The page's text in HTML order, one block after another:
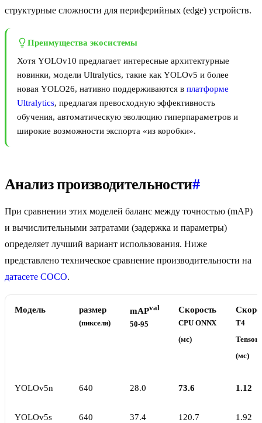
структурные сложности для периферийных (edge) устройств.
Преимущества экосистемы
Хотя YOLOv10 предлагает интересные архитектурные
новинки, модели Ultralytics, такие как YOLOv5 и более
новая YOLO26, нативно поддерживаются в платформе
Ultralytics, предлагая превосходную эффективность
обучения, автоматическую эволюцию гиперпараметров и
широкие возможности экспорта «из коробки».
Анализ производительности#
При сравнении этих моделей баланс между точностью (mAP)
и вычислительными затратами (задержка и параметры)
определяет лучший вариант использования. Ниже
представлено техническое сравнение производительности на
датасете COCO.
Модель размер
(пиксели)
mAPval
50-95
Скорость
CPU ONNX
(мс)
T4
(мс)
YOLOv5n 640 28.0 73.6 1.12
YOLOv5s 640 37.4 120.7 1.92